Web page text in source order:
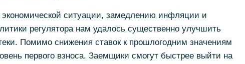
ситуации, замедлению инфляции и
регулятора нам удалось существенно улучшить
Помимо снижения ставок к прошлогодним значениям
первого взноса. Заемщики смогут быстрее выйти на